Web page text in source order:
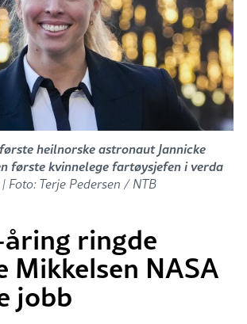
heilnorske astronaut Jannicke
første kvinnelege fartøysjefen i verda
| Foto: Terje Pedersen / NTB
åring ringde
Mikkelsen NASA
jobb